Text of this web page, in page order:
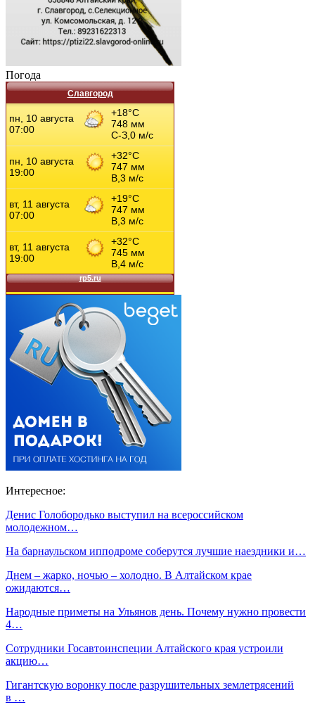
Погода
Славгород
Интересное:
Денис Голобородько выступил на всероссийском
молодежном…
На барнаульском ипподроме соберутся лучшие наездники и…
Днем – жарко, ночью – холодно. В Алтайском крае
ожидаются…
Народные приметы на Ульянов день. Почему нужно провести
4…
Сотрудники Госавтоинспеции Алтайского края устроили
акцию…
Гигантскую воронку после разрушительных землетрясений
в …